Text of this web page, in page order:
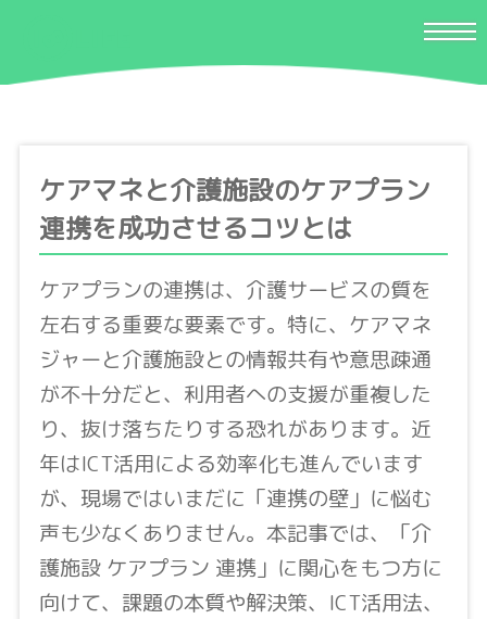
ケアマネと介護施設のケアプラン
連携を成功させるコツとは
ケアプランの連携は、介護サービスの質を
左右する重要な要素です。特に、ケアマネ
ジャーと介護施設との情報共有や意思疎通
が不十分だと、利用者への支援が重複した
り、抜け落ちたりする恐れがあります。近
年はICT活用による効率化も進んでいます
が、現場ではいまだに「連携の壁」に悩む
声も少なくありません。本記事では、「介
護施設 ケアプラン 連携」に関心をもつ方に
向けて、課題の本質や解決策、ICT活用法、